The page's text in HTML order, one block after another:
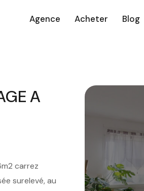
Agence Acheter Blog
A
carrez
surelevé, au